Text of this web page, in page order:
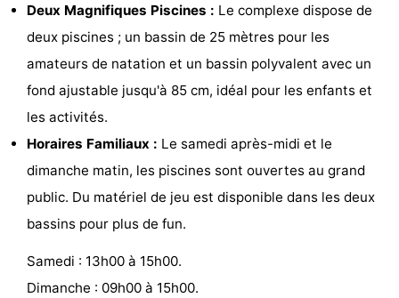
Buiten
Bergen
De
Woudhoeve
Duinpark
Egmond
Kustpark
Egmond
aan
Zee
Hôtels
minutes
Plages
Voir
Deux Magnifiques Piscines : Le complexe dispose de
deux piscines ; un bassin de 25 mètres pour les
amateurs de natation et un bassin polyvalent avec un
fond ajustable jusqu'à 85 cm, idéal pour les enfants et
les activités.
Horaires Familiaux : Le samedi après-midi et le
dimanche matin, les piscines sont ouvertes au grand
public. Du matériel de jeu est disponible dans les deux
bassins pour plus de fun.
Samedi : 13h00 à 15h00.
Dimanche : 09h00 à 15h00.